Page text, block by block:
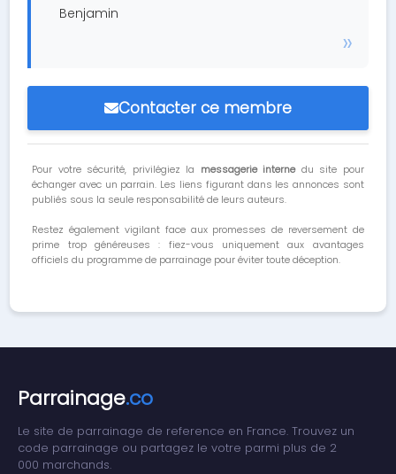
Benjamin
Contacter ce membre
Pour votre sécurité, privilégiez la messagerie internedu site pour
échanger avec un parrain. Les liens figurant dans les annonces sont
publiés sous la seule responsabilité de leurs auteurs.
Restez également vigilant face aux promesses de reversement de
prime trop généreuses : fiez-vous uniquement aux avantages
officiels du programme de parrainage pour éviter toute déception.
Parrainage.co
Le site de parrainage de reference en France. Trouvez un
code parrainage ou partagez le votre parmi plus de 2
000 marchands.